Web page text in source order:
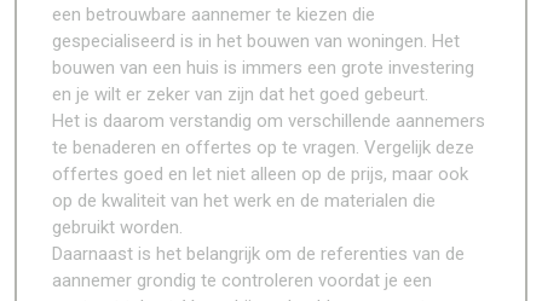
een betrouwbare aannemer te kiezen die
gespecialiseerd is in het bouwen van woningen. Het
bouwen van een huis is immers een grote investering
en je wilt er zeker van zijn dat het goed gebeurt.
Het is daarom verstandig om verschillende aannemers
te benaderen en offertes op te vragen. Vergelijk deze
offertes goed en let niet alleen op de prijs, maar ook
op de kwaliteit van het werk en de materialen die
gebruikt worden.
Daarnaast is het belangrijk om de referenties van de
aannemer grondig te controleren voordat je een